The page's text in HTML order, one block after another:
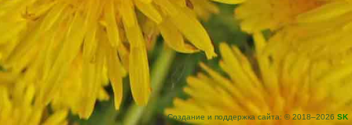
Создание и поддержка сайта: © 2018–2026 SK